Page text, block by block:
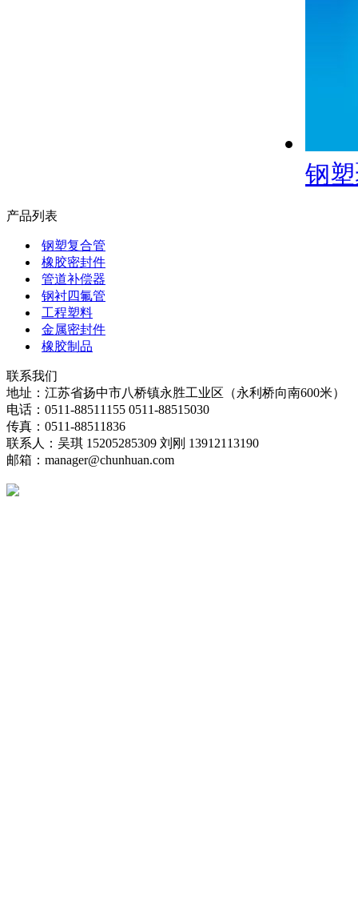
钢
产品列表
钢塑复合管
橡胶密封件
管道补偿器
钢衬四氟管
工程塑料
金属密封件
橡胶制品
联系我们
地址：江苏省扬中市八桥镇永胜工业区（永利桥向南600米）
电话：0511-88511155 0511-88515030
传真：0511-88511836
联系人：吴琪 15205285309 刘刚 13912113190
邮箱：manager@chunhuan.com